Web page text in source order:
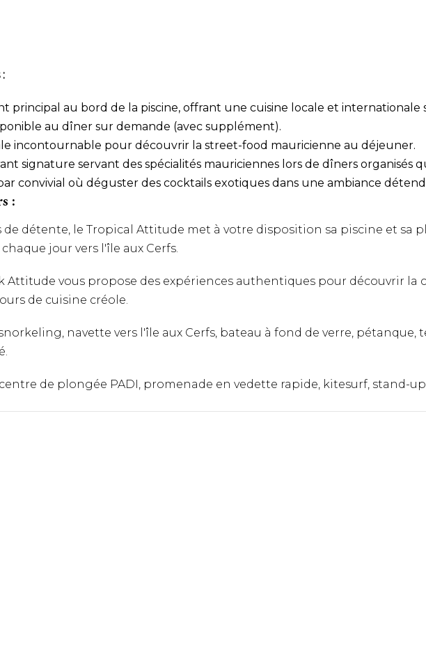
principal au bord de la piscine, offrant une cuisine locale et
au dîner sur demande (avec supplément).
incontournable pour découvrir la street-food mauricienne au déjeuner.
signature servant des spécialités mauriciennes lors de dîners organisés
convivial où déguster des cocktails exotiques dans une ambiance
:
de détente, le Tropical Attitude met à votre disposition sa piscine et sa
jour vers l'île aux Cerfs.
Attitude vous propose des expériences authentiques pour découvrir la
de cuisine créole.
navette vers l'île aux Cerfs, bateau à fond de verre, pétanque,
centre de plongée PADI, promenade en vedette rapide, kitesurf, stand-